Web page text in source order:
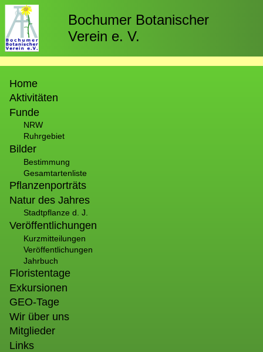
Direkt
zum
Inhalt
Bochumer Botanischer
Verein e. V.
Home
Aktivitäten
Funde
NRW
Ruhrgebiet
Bilder
Bestimmung
Gesamtartenliste
Pflanzenporträts
Natur des Jahres
Stadtpflanze d. J.
Veröffentlichungen
Kurzmitteilungen
Veröffentlichungen
Jahrbuch
Floristentage
Exkursionen
GEO-Tage
Wir über uns
Mitglieder
Links